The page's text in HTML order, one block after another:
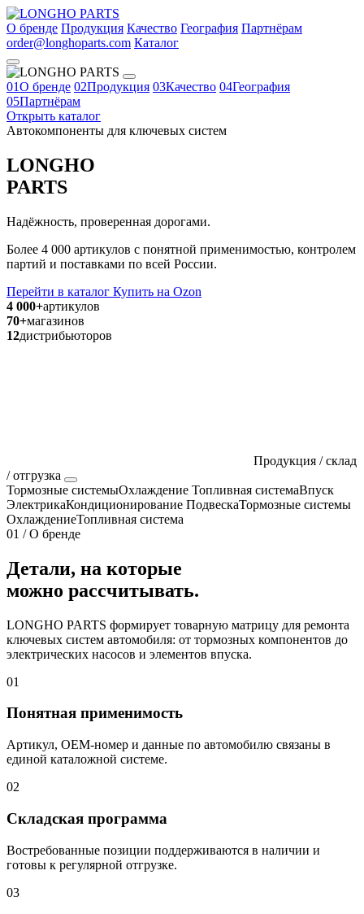
О бренде Продукция Качество География Партнёрам
order@longhoparts.com Каталог
01О бренде 02Продукция 03Качество 04География
05Партнёрам
Открыть каталог
Автокомпоненты для ключевых систем
LONGHO
PARTS
Надёжность, проверенная дорогами.
Более 4 000 артикулов с понятной применимостью, контролем
партий и поставками по всей России.
Перейти в каталог Купить на Ozon
4 000+артикулов
70+магазинов
12дистрибьюторов
Продукция / склад
/ отгрузка
Тормозные системыОхлаждение Топливная системаВпуск
ЭлектрикаКондиционирование ПодвескаТормозные системы
ОхлаждениеТопливная система
01 / О бренде
Детали, на которые
можно рассчитывать.
LONGHO PARTS формирует товарную матрицу для ремонта
ключевых систем автомобиля: от тормозных компонентов до
электрических насосов и элементов впуска.
01
Понятная применимость
Артикул, OEM-номер и данные по автомобилю связаны в
единой каталожной системе.
02
Складская программа
Востребованные позиции поддерживаются в наличии и
готовы к регулярной отгрузке.
03